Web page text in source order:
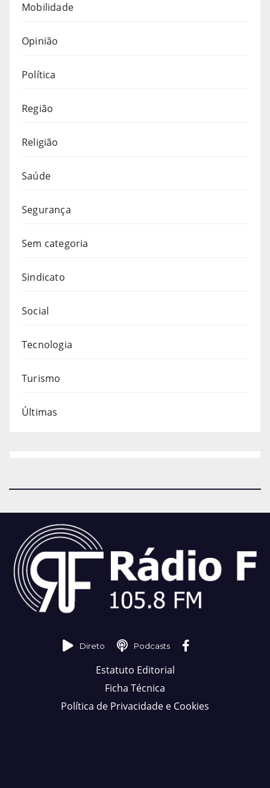
Mobilidade
Opinião
Política
Região
Religião
Saúde
Segurança
Sem categoria
Sindicato
Social
Tecnologia
Turismo
Últimas
Direto Podcasts
Estatuto Editorial
Ficha Técnica
Política de Privacidade e Cookies